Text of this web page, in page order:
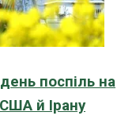
поспіль на
й Ірану